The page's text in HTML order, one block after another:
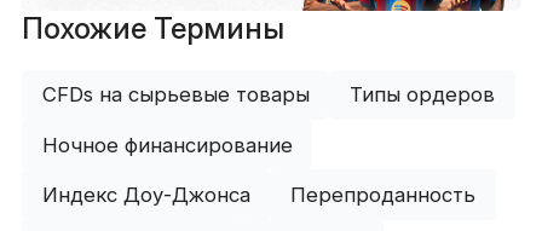
Похожие Термины
CFDs на сырьевые товары Типы ордеров
Ночное финансирование
Индекс Доу-Джонса Перепроданность